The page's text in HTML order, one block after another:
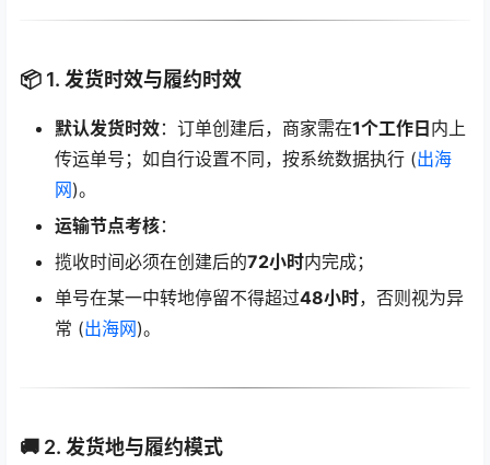
📦 1. 发货时效与履约时效
默认发货时效：订单创建后，商家需在1个工作日内上
传运单号；如自行设置不同，按系统数据执行 (出海
网)。
运输节点考核：
揽收时间必须在创建后的72小时内完成；
单号在某一中转地停留不得超过48小时，否则视为异
常 (出海网)。
🚚 2. 发货地与履约模式